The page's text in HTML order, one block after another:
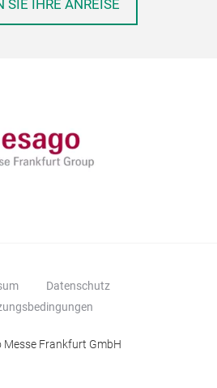
SIE IHRE ANREISE
Datenschutz
Frankfurt GmbH